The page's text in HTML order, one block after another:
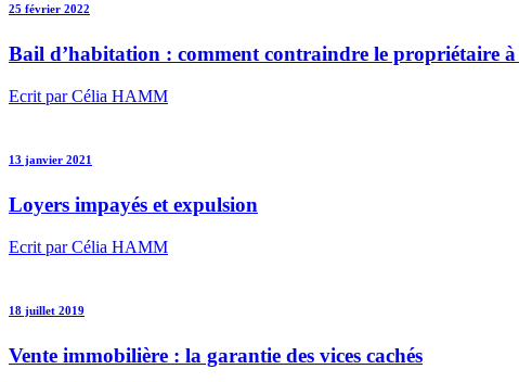
25 février 2022
Bail d’habitation : comment contraindre le propriétaire à
Ecrit par Célia HAMM
13 janvier 2021
Loyers impayés et expulsion
Ecrit par Célia HAMM
18 juillet 2019
Vente immobilière : la garantie des vices cachés